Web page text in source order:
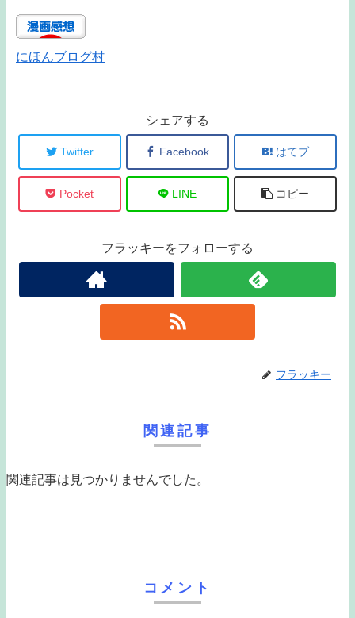
にほんブログ村
シェアする
Twitter Facebook はてブ
Pocket LINE コピー
フラッキーをフォローする
フラッキー
関連記事
関連記事は見つかりませんでした。
コメント